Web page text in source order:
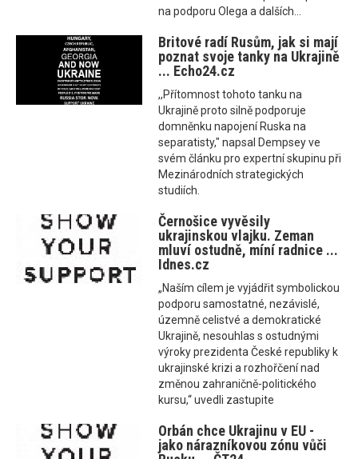
na podporu Olega a dalších...
Britové radí Rusům, jak si mají
poznat svoje tanky na Ukrajině
... Echo24.cz
,,Přítomnost tohoto tanku na
Ukrajině proto silně podporuje
domněnku napojení Ruska na
separatisty," napsal Dempsey ve
svém článku pro expertní skupinu při
Mezinárodních strategických
studiích.
Černošice vyvěsily
ukrajinskou vlajku. Zeman
mluví ostudně, míní radnice ...
Idnes.cz
„Naším cílem je vyjádřit symbolickou
podporu samostatné, nezávislé,
územně celistvé a demokratické
Ukrajině, nesouhlas s ostudnými
výroky prezidenta České republiky k
ukrajinské krizi a rozhořčení nad
změnou zahraničně-politického
kursu,“ uvedli zastupite
Orbán chce Ukrajinu v EU -
jako nárazníkovou zónu vůči